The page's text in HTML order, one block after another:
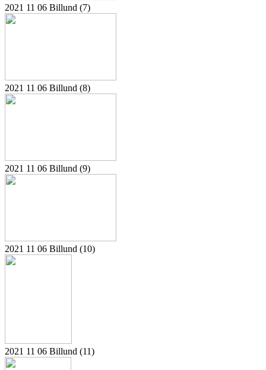
2021 11 06 Billund (7)
2021 11 06 Billund (8)
2021 11 06 Billund (9)
2021 11 06 Billund (10)
2021 11 06 Billund (11)